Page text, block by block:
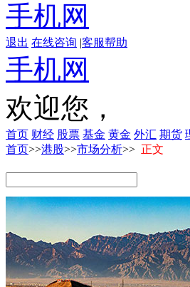
手机网
退出 在线咨询 |客服帮助
手机网
欢迎您，
首页 财经 股票 基金 黄金 外汇 期货
首页>>港股>>市场分析>> 正文